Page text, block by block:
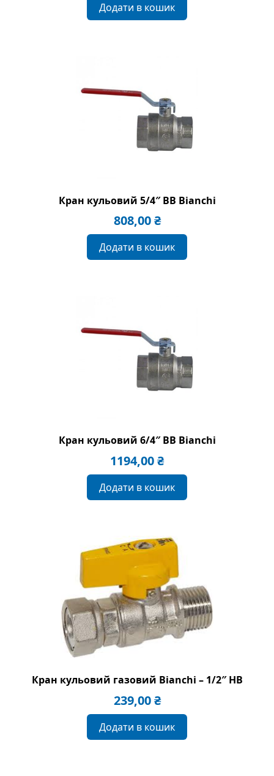
Додати в кошик
Кран кульовий 5/4″ BB Bianchi
808,00₴
Додати в кошик
Кран кульовий 6/4″ BB Bianchi
1194,00₴
Додати в кошик
Кран кульовий газовий Bianchi – 1/2″ HВ
239,00₴
Додати в кошик